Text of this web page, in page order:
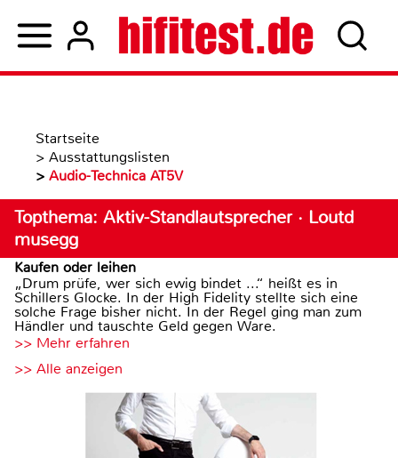
Startseite
> Ausstattungslisten
> Audio-Technica AT5V
Topthema: Aktiv-Standlautsprecher · Loutd
musegg
Kaufen oder leihen
„Drum prüfe, wer sich ewig bindet ...“ heißt es in
Schillers Glocke. In der High Fidelity stellte sich eine
solche Frage bisher nicht. In der Regel ging man zum
Händler und tauschte Geld gegen Ware.
>> Mehr erfahren
>> Alle anzeigen